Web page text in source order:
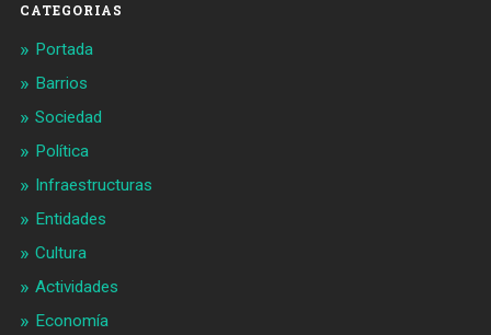
CATEGORIAS
Portada
Barrios
Sociedad
Política
Infraestructuras
Entidades
Cultura
Actividades
Economía